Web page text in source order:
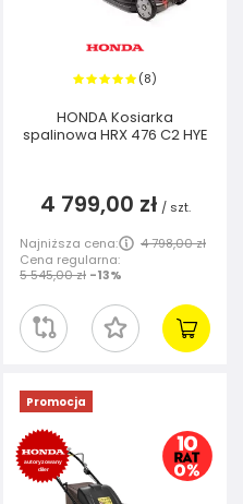
(8)
HONDA Kosiarka
spalinowa HRX 476 C2 HYE
4 799,00 zł / szt.
Najniższa cena:
4 798,00 zł
Cena regularna:
5 545,00 zł -13%
Promocja